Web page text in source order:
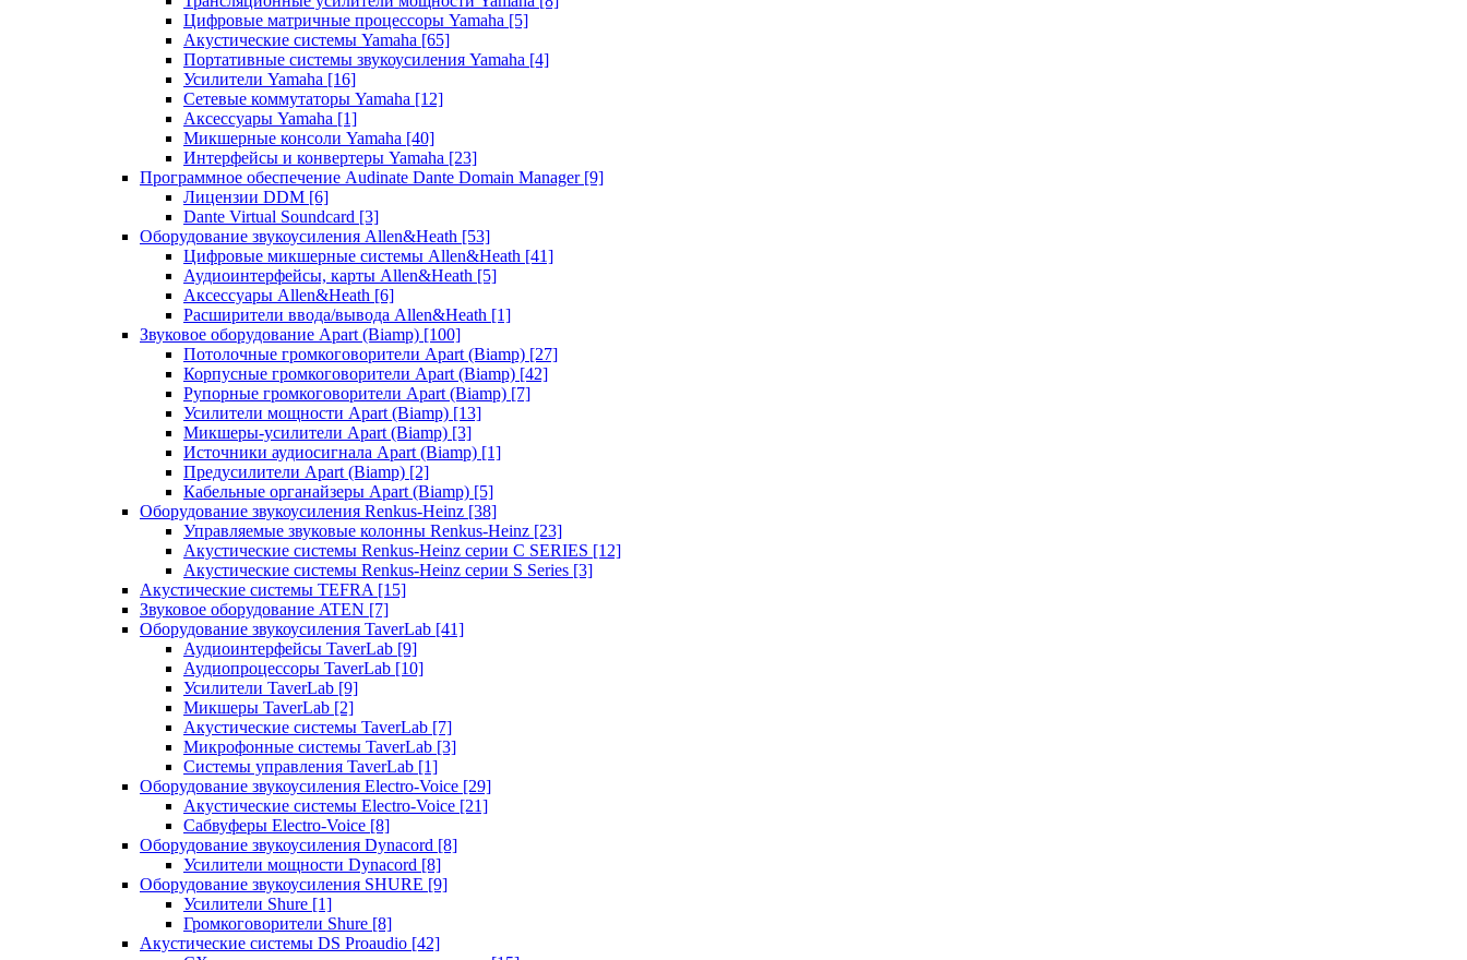
Цифровые матричные процессоры Yamaha [5]
Акустические системы Yamaha [65]
Портативные системы звукоусиления Yamaha [4]
Усилители Yamaha [16]
Сетевые коммутаторы Yamaha [12]
Аксессуары Yamaha [1]
Микшерные консоли Yamaha [40]
Интерфейсы и конвертеры Yamaha [23]
Программное обеспечение Audinate Dante Domain Manager [9]
Лицензии DDM [6]
Dante Virtual Soundcard [3]
Оборудование звукоусиления Allen&Heath [53]
Цифровые микшерные системы Allen&Heath [41]
Аудиоинтерфейсы, карты Allen&Heath [5]
Аксессуары Allen&Heath [6]
Расширители ввода/вывода Allen&Heath [1]
Звуковое оборудование Apart (Biamp) [100]
Потолочные громкоговорители Apart (Biamp) [27]
Корпусные громкоговорители Apart (Biamp) [42]
Рупорные громкоговорители Apart (Biamp) [7]
Усилители мощности Apart (Biamp) [13]
Микшеры-усилители Apart (Biamp) [3]
Источники аудиосигнала Apart (Biamp) [1]
Предусилители Apart (Biamp) [2]
Кабельные органайзеры Apart (Biamp) [5]
Оборудование звукоусиления Renkus-Heinz [38]
Управляемые звуковые колонны Renkus-Heinz [23]
Акустические системы Renkus-Heinz серии C SERIES [12]
Акустические системы Renkus-Heinz серии S Series [3]
Акустические системы TEFRA [15]
Звуковое оборудование ATEN [7]
Оборудование звукоусиления TaverLab [41]
Аудиоинтерфейсы TaverLab [9]
Аудиопроцессоры TaverLab [10]
Усилители TaverLab [9]
Микшеры TaverLab [2]
Акустические системы TaverLab [7]
Микрофонные системы TaverLab [3]
Системы управления TaverLab [1]
Оборудование звукоусиления Electro-Voice [29]
Акустические системы Electro-Voice [21]
Сабвуферы Electro-Voice [8]
Оборудование звукоусиления Dynacord [8]
Усилители мощности Dynacord [8]
Оборудование звукоусиления SHURE [9]
Усилители Shure [1]
Громкоговорители Shure [8]
Акустические системы DS Proaudio [42]